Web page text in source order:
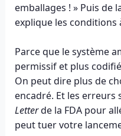
emballages ! » Puis de
explique les conditions
Parce que le système
permissif et plus
On peut dire plus de
encadré. Et les erreurs
Letterde la FDA pour
peut tuer votre